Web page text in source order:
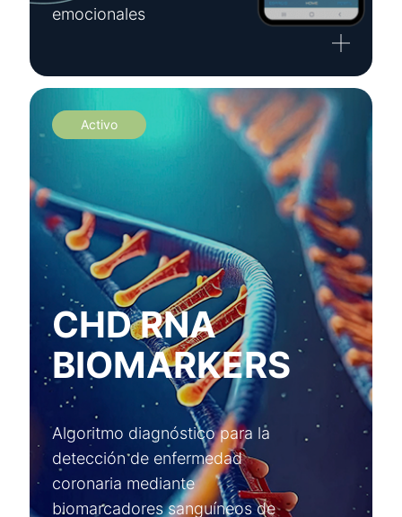
emocionales
CHD RNA
BIOMARKERS
Algoritmo diagnóstico para la
detección de enfermedad
coronaria mediante
biomarcadores sanguíneos de
Activo